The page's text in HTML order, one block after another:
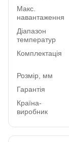
Макс.
навантаження
Діапазон
температур
Комплектація
Розмір, мм
Гарантія
Країна-
виробник